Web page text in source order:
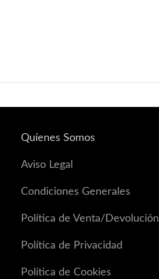
Quíenes Somos
Aviso Legal
Condiciones Generales
Política de Venta/Devolución
Política de Privacidad
Política de Cookies